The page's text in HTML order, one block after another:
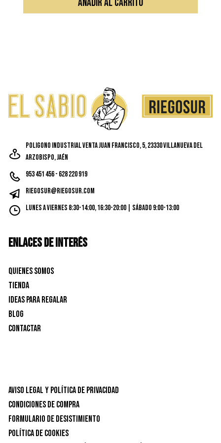
AÑADIR AL CARRITO
Poligono Industrial Venta Juan Francisco, 5, 23330 Villanueva del
Arzobispo, Jaén
953 451 456 - 628 220 919
riegosur@riegosur.com
Lunes a Viernes 8:30-14:00, 16:30-20:00 | Sábado 9:00-13:00
ENLACES DE INTERÉS
Quienes Somos
Tienda
Ideas para Regalar
Blog
Contactar
Aviso Legal y Política de privacidad
Condiciones de Compra
Formulario de desistimiento
Política de Cookies